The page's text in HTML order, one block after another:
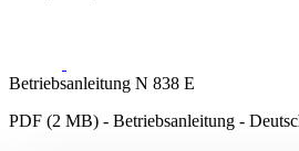
Betriebsanleitung N 838 E
PDF (2 MB) - Betriebsanleitung -